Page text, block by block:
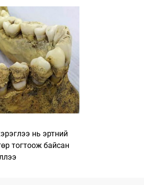
нь эртний
тогтоож байсан